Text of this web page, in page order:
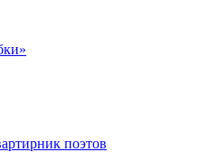
поэтов